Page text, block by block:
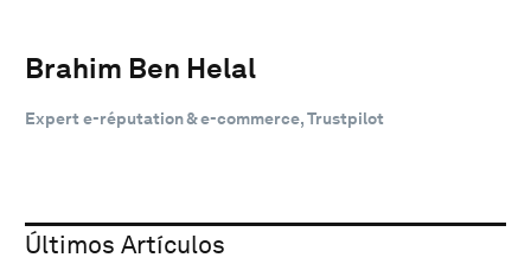
Brahim Ben Helal
Expert e-réputation & e-commerce, Trustpilot
Últimos Artículos